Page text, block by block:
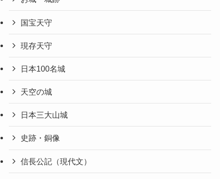
国宝天守
現存天守
日本100名城
天空の城
日本三大山城
史跡・銅像
信長公記（現代文）